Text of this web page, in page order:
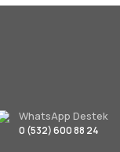
WhatsApp Destek
0 (532) 600 88 24